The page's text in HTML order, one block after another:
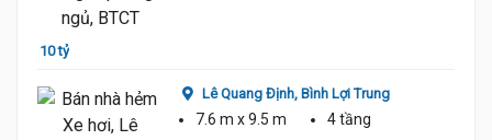
10 tỷ
Lê Quang Định, Bình Lợi Trung
7.6 m x 9.5 m
4 tầng